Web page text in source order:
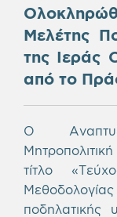
Μελέτης
της Ιεράς
από το
Ο
τίτλο
ποδηλατικής